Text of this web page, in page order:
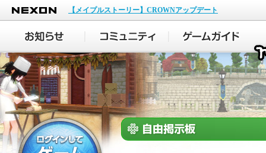
NEXON
【メイプルストーリー】CROWNアップデート